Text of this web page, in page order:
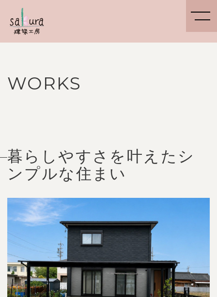
WORKS
暮らしやすさを叶えたシ
ンプルな住まい